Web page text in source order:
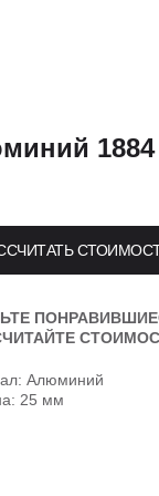
1884
Алюминий
25 мм